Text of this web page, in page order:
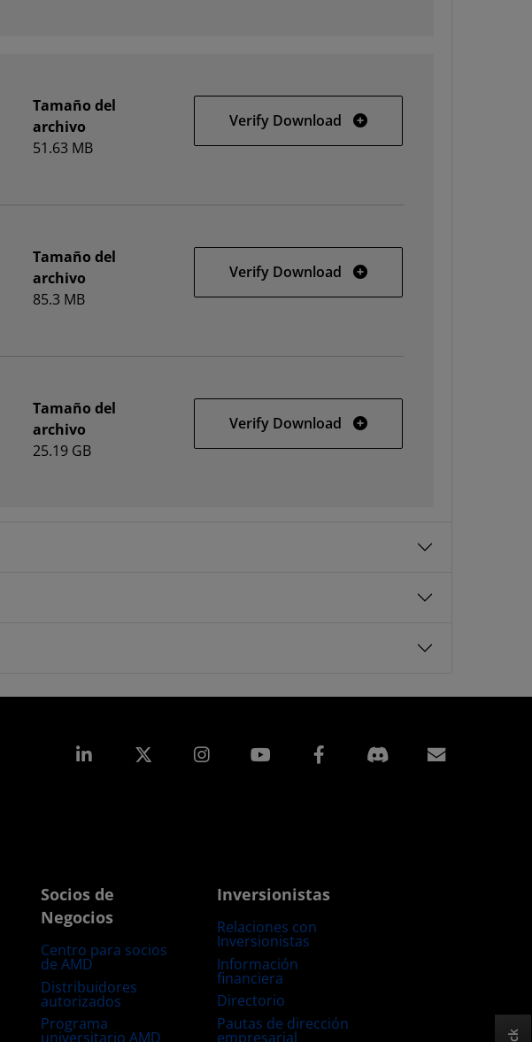
Tamaño del
archivo
51.63 MB
Verify Download SDSoC 2017.1 web
Tamaño del
archivo
85.3 MB
Verify Download SDSoC 2017.1 web
Tamaño del
archivo
25.19 GB
Verify Download SDx 2017.1 SFD
LinkedIn Instagram Facebook
Socios de
Negocios
Centro para socios
de AMD
Distribuidores
autorizados
Programa
universitario AMD
Inversionistas
Relaciones con
Inversionistas
Información
financiera
Directorio
Pautas de dirección
empresarial